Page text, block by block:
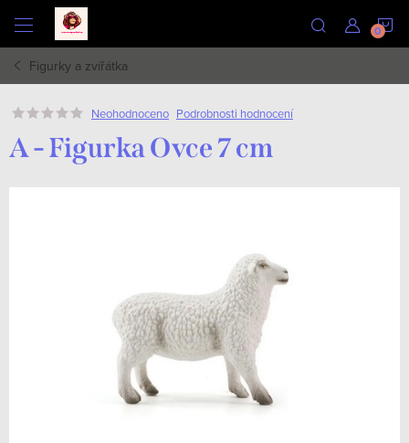
obsah
Figurky a zvířátka
Neohodnoceno Podrobnosti hodnocení
A - Figurka Ovce 7 cm